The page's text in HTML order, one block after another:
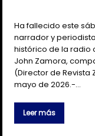
Ha fallecido este
narrador y
histórico de la radio
John Zamora,
(Director de Revista
mayo de 2026.-…
Leer más